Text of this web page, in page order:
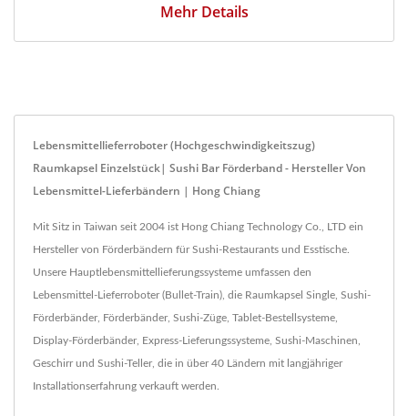
Mehr Details
Lebensmittellieferroboter (Hochgeschwindigkeitszug)
Raumkapsel Einzelstück| Sushi Bar Förderband - Hersteller Von
Lebensmittel-Lieferbändern | Hong Chiang
Mit Sitz in Taiwan seit 2004 ist Hong Chiang Technology Co., LTD ein
Hersteller von Förderbändern für Sushi-Restaurants und Esstische.
Unsere Hauptlebensmittellieferungssysteme umfassen den
Lebensmittel-Lieferroboter (Bullet-Train), die Raumkapsel Single, Sushi-
Förderbänder, Förderbänder, Sushi-Züge, Tablet-Bestellsysteme,
Display-Förderbänder, Express-Lieferungssysteme, Sushi-Maschinen,
Geschirr und Sushi-Teller, die in über 40 Ländern mit langjähriger
Installationserfahrung verkauft werden.